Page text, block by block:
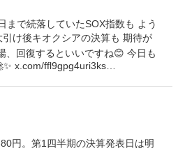
まで続落していたSOX指数も よう
け後キオクシアの決算も 期待が
、回復するといいですね😊 今日も
x.com/ffl9gpg4uri3ks…
円。第1四半期の決算発表日は明